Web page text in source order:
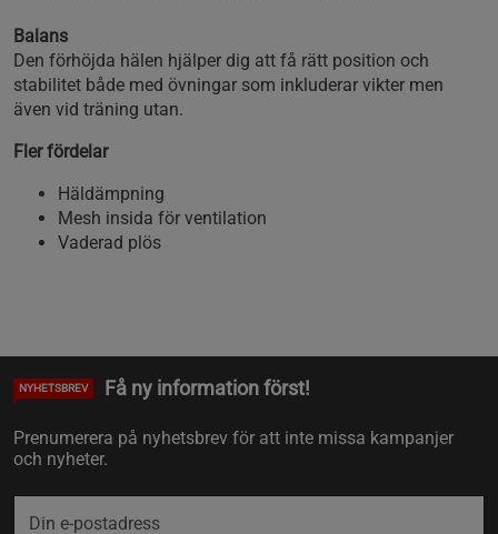
Balans
Den förhöjda hälen hjälper dig att få rätt position och
stabilitet både med övningar som inkluderar vikter men
även vid träning utan.
Fler fördelar
Häldämpning
Mesh insida för ventilation
Vaderad plös
NYHETSBREV Få ny information först!
Prenumerera på nyhetsbrev för att inte missa kampanjer
och nyheter.